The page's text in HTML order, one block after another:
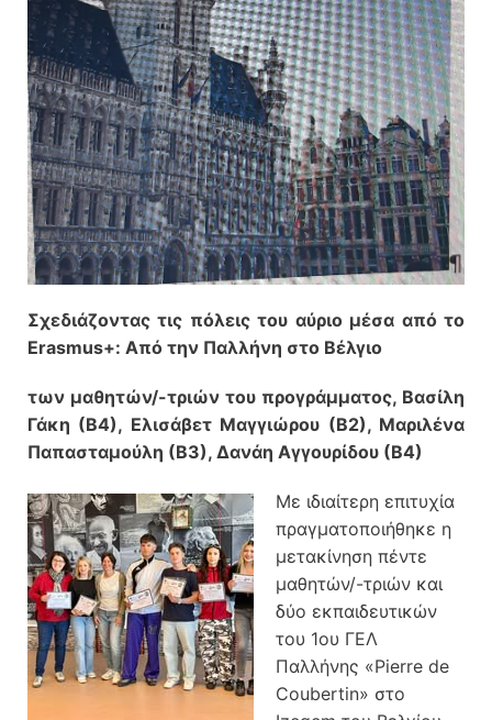
Σχεδιάζοντας τις πόλεις του αύριο μέσα από το
Erasmus+: Από την Παλλήνη στο Βέλγιο
των μαθητών/-τριών του προγράμματος, Βασίλη
Γάκη (Β4), Ελισάβετ Μαγγιώρου (Β2), Μαριλένα
Παπασταμούλη (Β3), Δανάη Αγγουρίδου (Β4)
Με ιδιαίτερη επιτυχία
πραγματοποιήθηκε η
μετακίνηση πέντε
μαθητών/-τριών και
δύο εκπαιδευτικών
του 1ου ΓΕΛ
Παλλήνης «Pierre de
Coubertin» στο